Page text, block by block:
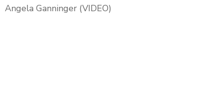
Angela Ganninger (VIDEO)